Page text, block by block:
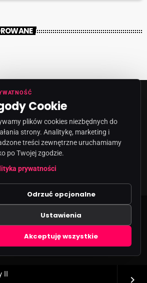
II
keyboard_arrow_right
SPÓŁKA Z O.O
Cookie
plików cookies niezbędnych do
strony. Analitykę, marketing i
treści zewnętrzne uruchamiamy
po Twojej zgodzie.
prywatności
Odrzuć opcjonalne
Ustawienia
Akceptuję wszystkie
Zgody cookies